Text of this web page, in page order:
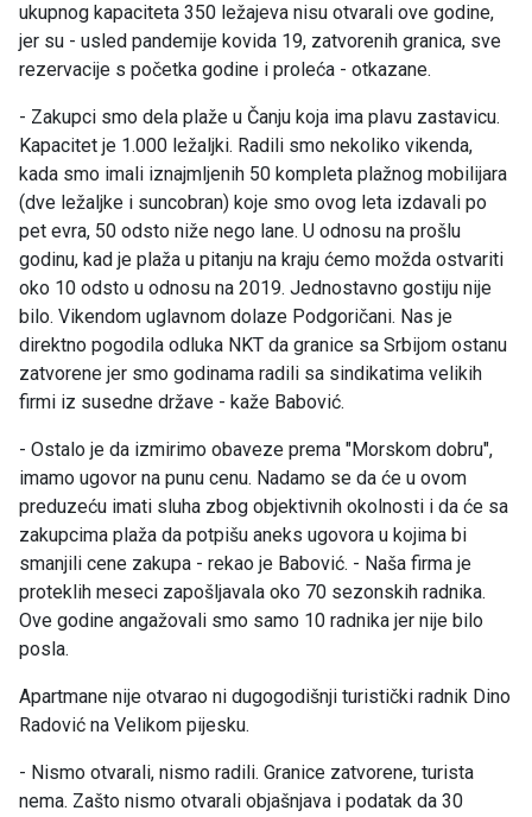
ukupnog kapaciteta 350 ležajeva nisu otvarali ove godine,
jer su - usled pandemije kovida 19, zatvorenih granica, sve
rezervacije s početka godine i proleća - otkazane.
- Zakupci smo dela plaže u Čanju koja ima plavu zastavicu.
Kapacitet je 1.000 ležaljki. Radili smo nekoliko vikenda,
kada smo imali iznajmljenih 50 kompleta plažnog mobilijara
(dve ležaljke i suncobran) koje smo ovog leta izdavali po
pet evra, 50 odsto niže nego lane. U odnosu na prošlu
godinu, kad je plaža u pitanju na kraju ćemo možda ostvariti
oko 10 odsto u odnosu na 2019. Jednostavno gostiju nije
bilo. Vikendom uglavnom dolaze Podgoričani. Nas je
direktno pogodila odluka NKT da granice sa Srbijom ostanu
zatvorene jer smo godinama radili sa sindikatima velikih
firmi iz susedne države - kaže Babović.
- Ostalo je da izmirimo obaveze prema "Morskom dobru",
imamo ugovor na punu cenu. Nadamo se da će u ovom
preduzeću imati sluha zbog objektivnih okolnosti i da će sa
zakupcima plaža da potpišu aneks ugovora u kojima bi
smanjili cene zakupa - rekao je Babović. - Naša firma je
proteklih meseci zapošljavala oko 70 sezonskih radnika.
Ove godine angažovali smo samo 10 radnika jer nije bilo
posla.
Apartmane nije otvarao ni dugogodišnji turistički radnik Dino
Radović na Velikom pijesku.
- Nismo otvarali, nismo radili. Granice zatvorene, turista
nema. Zašto nismo otvarali objašnjava i podatak da 30